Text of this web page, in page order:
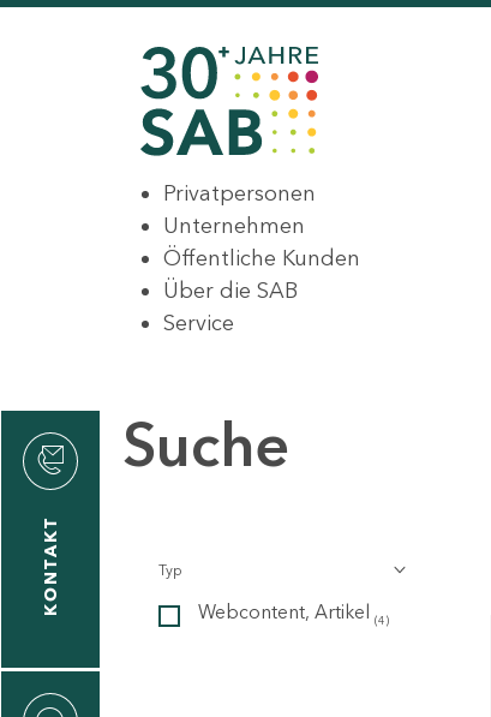
Privatpersonen
Unternehmen
Öffentliche Kunden
Über die SAB
Service
KONTAKT
Suche
Typ
Webcontent, Artikel (4)